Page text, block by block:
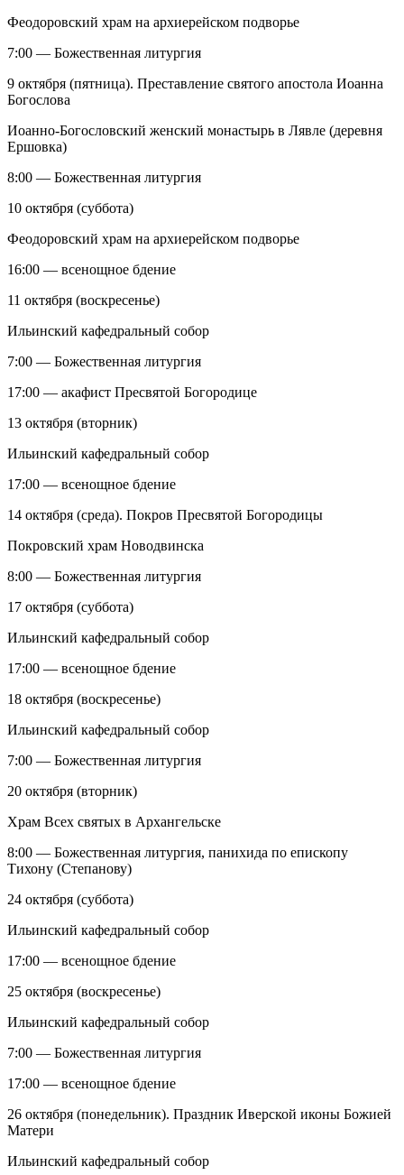
Феодоровский храм на архиерейском подворье
7:00 — Божественная литургия
9 октября (пятница). Преставление святого апостола Иоанна
Богослова
Иоанно-Богословский женский монастырь в Лявле (деревня
Ершовка)
8:00 — Божественная литургия
10 октября (суббота)
Феодоровский храм на архиерейском подворье
16:00 — всенощное бдение
11 октября (воскресенье)
Ильинский кафедральный собор
7:00 — Божественная литургия
17:00 — акафист Пресвятой Богородице
13 октября (вторник)
Ильинский кафедральный собор
17:00 — всенощное бдение
14 октября (среда). Покров Пресвятой Богородицы
Покровский храм Новодвинска
8:00 — Божественная литургия
17 октября (суббота)
Ильинский кафедральный собор
17:00 — всенощное бдение
18 октября (воскресенье)
Ильинский кафедральный собор
7:00 — Божественная литургия
20 октября (вторник)
Храм Всех святых в Архангельске
8:00 — Божественная литургия, панихида по епископу
Тихону (Степанову)
24 октября (суббота)
Ильинский кафедральный собор
17:00 — всенощное бдение
25 октября (воскресенье)
Ильинский кафедральный собор
7:00 — Божественная литургия
17:00 — всенощное бдение
26 октября (понедельник). Праздник Иверской иконы Божией
Матери
Ильинский кафедральный собор